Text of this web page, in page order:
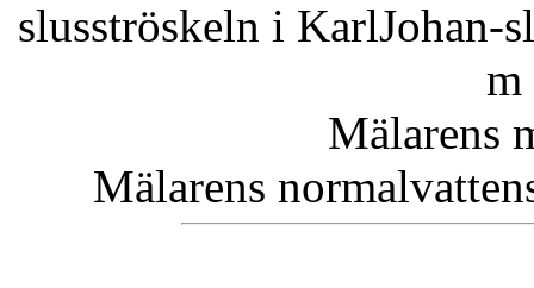
slusströskeln i KarlJohan-
m
Mälarens
Mälarens